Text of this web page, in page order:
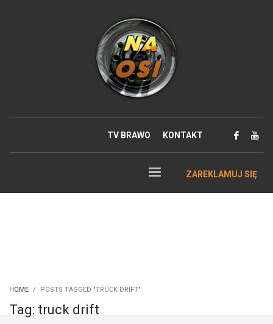
TV BRAWO KONTAKT
ZAREKLAMUJ SIĘ
HOME POSTS TAGGED "TRUCK DRIFT"
Tag: truck drift